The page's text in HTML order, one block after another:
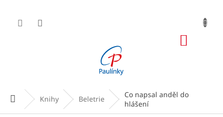
obsah
Domů Knihy Beletrie
Co napsal anděl do
hlášení